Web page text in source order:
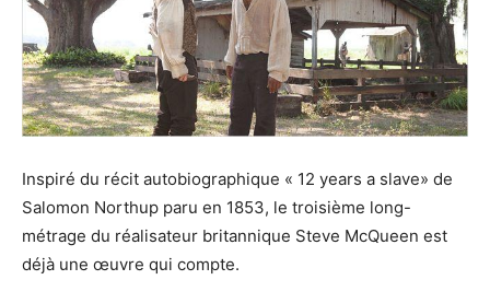
Inspiré du récit autobiographique « 12 years a slave» de
Salomon Northup paru en 1853, le troisième long-
métrage du réalisateur britannique Steve McQueen est
déjà une œuvre qui compte.